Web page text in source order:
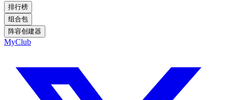
排行榜
组合包
阵容创建器
MyClub